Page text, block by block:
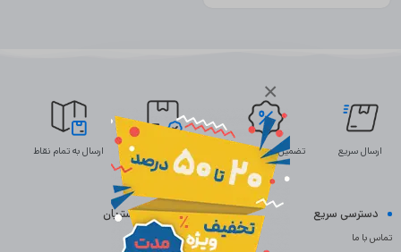
×
ارسال سریع تضمین بهترین قیمت ضمانت اصالت ارسال به تمام نقاط
دسترسی سریع
تماس با ما
خدمات مشتریان
سوالات متداول